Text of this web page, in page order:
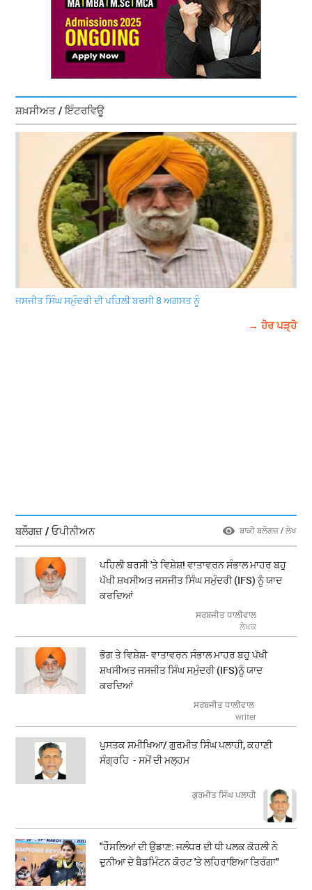
ਸ਼ਖ਼ਸੀਅਤ / ਇੰਟਰਵਿਊ
ਜਸਜੀਤ ਸਿੰਘ ਸਮੁੰਦਰੀ ਦੀ ਪਹਿਲੀ ਬਰਸੀ 8 ਅਗਸਤ ਨੂੰ
→ ਹੋਰ ਪੜ੍ਹੋ
ਬਲੌਗਜ਼ / ਓਪੀਨੀਅਨ ਬਾਕੀ ਬਲੌਗਜ਼ / ਲੇਖ
ਪਹਿਲੀ ਬਰਸੀ 'ਤੇ ਵਿਸ਼ੇਸ਼! ਵਾਤਾਵਰਨ ਸੰਭਾਲ ਮਾਹਰ ਬਹੁ
ਪੱਖੀ ਸ਼ਖਸੀਅਤ ਜਸਜੀਤ ਸਿੰਘ ਸਮੁੰਦਰੀ (IFS) ਨੂੰ ਯਾਦ
ਕਰਦਿਆਂ
ਸਰਬਜੀਤ ਧਾਲੀਵਾਲ
ਲੇਖਕ
ਭੋਗ ਤੇ ਵਿਸ਼ੇਸ਼- ਵਾਤਾਵਰਨ ਸੰਭਾਲ ਮਾਹਰ ਬਹੁ ਪੱਖੀ
ਸ਼ਖਸੀਅਤ ਜਸਜੀਤ ਸਿੰਘ ਸਮੁੰਦਰੀ (IFS)ਨੂੰ ਯਾਦ
ਕਰਦਿਆਂ
ਸਰਬਜੀਤ ਧਾਲੀਵਾਲ
writer
ਪੁਸਤਕ ਸਮੀਖਿਆ/ ਗੁਰਮੀਤ ਸਿੰਘ ਪਲਾਹੀ, ਕਹਾਣੀ
ਸੰਗ੍ਰਹਿ - ਸਮੇਂ ਦੀ ਮਲ੍ਹਮ
ਗੁਰਮੀਤ ਸਿੰਘ ਪਲਾਹੀ
"ਹੌਸਲਿਆਂ ਦੀ ਉਡਾਣ: ਜਲੰਧਰ ਦੀ ਧੀ ਪਲਕ ਕੋਹਲੀ ਨੇ
ਦੁਨੀਆ ਦੇ ਬੈਡਮਿੰਟਨ ਕੋਰਟ 'ਤੇ ਲਹਿਰਾਇਆ ਤਿਰੰਗਾ"